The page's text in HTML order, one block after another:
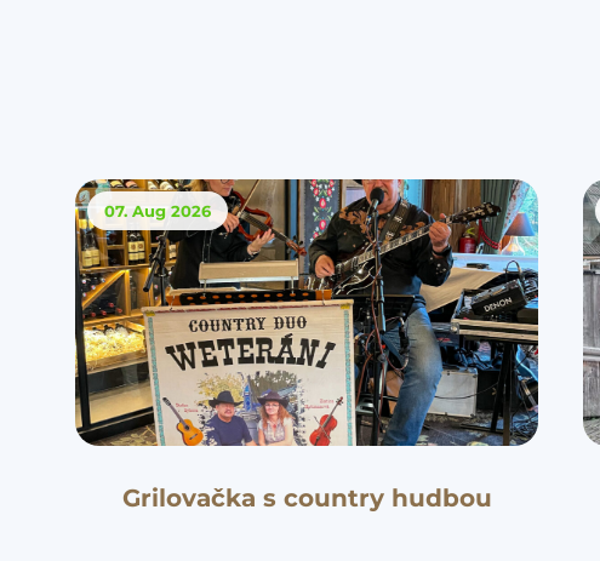
07. Aug 2026
Grilovačka s country hudbou